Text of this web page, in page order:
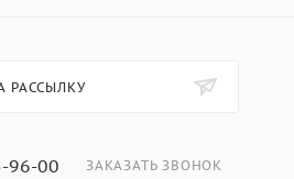
РАССЫЛКУ
96-00 ЗАКАЗАТЬ ЗВОНОК